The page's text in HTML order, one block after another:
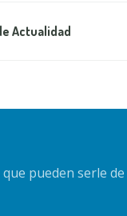
Actualidad
pueden serle de